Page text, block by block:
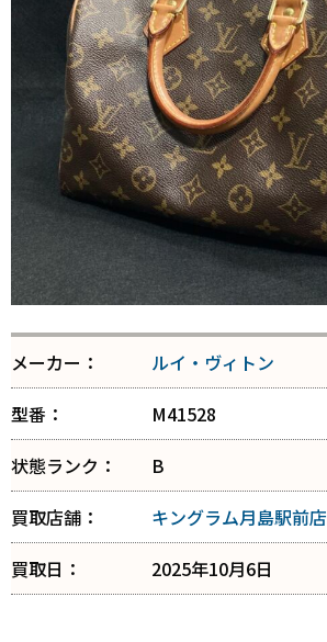
メーカー：
ルイ・ヴィトン
型番：
M41528
状態ランク：
B
買取店舗：
キングラム月島駅前店
買取日：
2025年10月6日